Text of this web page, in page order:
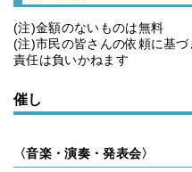
(注)金額のないものは無料
(注)市民の皆さんの依頼に基
責任は負いかねます
催し
〈音楽・演奏・発表会〉